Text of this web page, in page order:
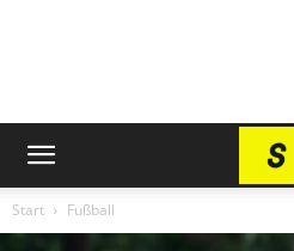
Start Fußball